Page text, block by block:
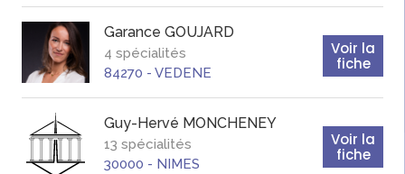
Garance GOUJARD
4 spécialités
84270 - VEDENE
Voir la
fiche
Guy-Hervé MONCHENEY
13 spécialités
30000 - NIMES
Voir la
fiche